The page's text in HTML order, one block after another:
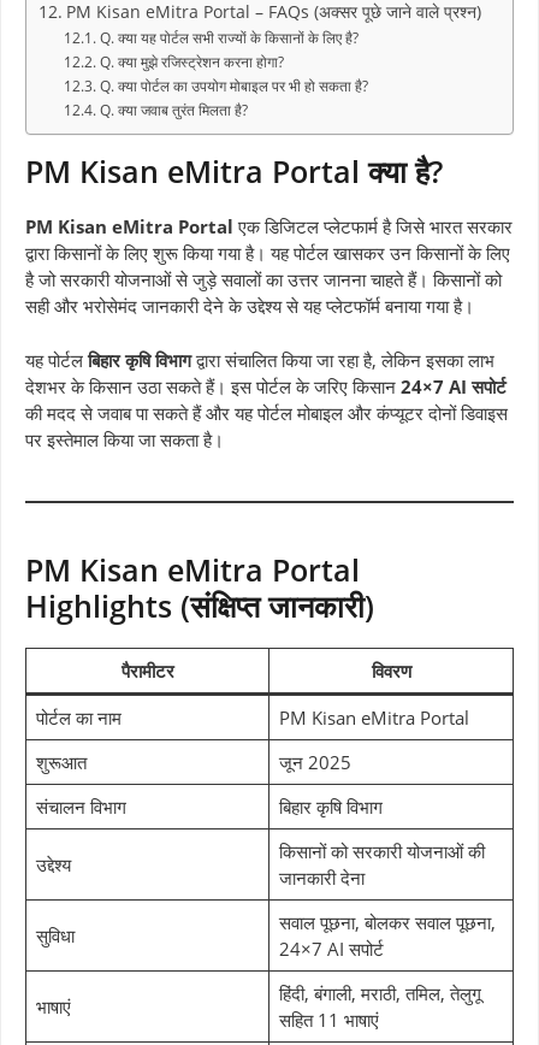
PM Kisan eMitra Portal – FAQs (अक्सर पूछे जाने वाले प्रश्न)
Q. क्या यह पोर्टल सभी राज्यों के किसानों के लिए है?
Q. क्या मुझे रजिस्ट्रेशन करना होगा?
Q. क्या पोर्टल का उपयोग मोबाइल पर भी हो सकता है?
Q. क्या जवाब तुरंत मिलता है?
PM Kisan eMitra Portal क्या है?
PM Kisan eMitra Portal एक डिजिटल प्लेटफार्म है जिसे भारत सरकार
द्वारा किसानों के लिए शुरू किया गया है। यह पोर्टल खासकर उन किसानों के लिए
है जो सरकारी योजनाओं से जुड़े सवालों का उत्तर जानना चाहते हैं। किसानों को
सही और भरोसेमंद जानकारी देने के उद्देश्य से यह प्लेटफॉर्म बनाया गया है।
यह पोर्टलबिहार कृषि विभागद्वारा संचालित किया जा रहा है, लेकिन इसका लाभ
देशभर के किसान उठा सकते हैं। इस पोर्टल के जरिए किसान 24×7 AI सपोर्ट
की मदद से जवाब पा सकते हैं और यह पोर्टल मोबाइल और कंप्यूटर दोनों डिवाइस
पर इस्तेमाल किया जा सकता है।
PM Kisan eMitra Portal
Highlights (संक्षिप्त जानकारी)
पैरामीटर
विवरण
पोर्टल का नाम
PM Kisan eMitra Portal
शुरूआत
जून 2025
संचालन विभाग
बिहार कृषि विभाग
उद्देश्य
किसानों को सरकारी योजनाओं की
जानकारी देना
सुविधा
सवाल पूछना, बोलकर सवाल पूछना,
24×7 AI सपोर्ट
भाषाएं
हिंदी, बंगाली, मराठी, तमिल, तेलुगू
सहित 11 भाषाएं